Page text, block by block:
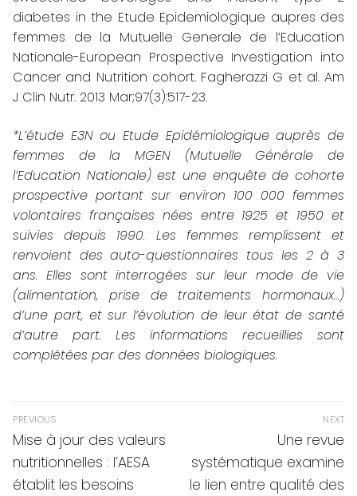
diabetes in the Etude Epidemiologique aupres des
femmes de la Mutuelle Generale de l’Education
Nationale-European Prospective Investigation into
Cancer and Nutrition cohort. Fagherazzi G et al. Am
J Clin Nutr. 2013 Mar;97(3):517-23.
*L’étude E3N ou Etude Epidémiologique auprès de
femmes de la MGEN (Mutuelle Générale de
l’Education Nationale) est une enquête de cohorte
prospective portant sur environ 100 000 femmes
volontaires françaises nées entre 1925 et 1950 et
suivies depuis 1990. Les femmes remplissent et
renvoient des auto-questionnaires tous les 2 à 3
ans. Elles sont interrogées sur leur mode de vie
(alimentation, prise de traitements hormonaux…)
d’une part, et sur l’évolution de leur état de santé
d’autre part. Les informations recueillies sont
complétées par des données biologiques.
Navigation
de
l’article
PREVIOUS
Previous
post:
Mise à jour des valeurs
nutritionnelles : l’AESA
établit les besoins
NEXT
Next
post:
Une revue
systématique examine
le lien entre qualité des